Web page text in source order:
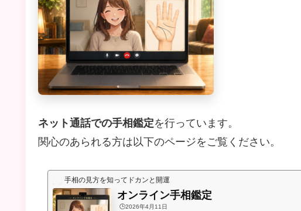
ネット通話での手相鑑定を行っています。
関心のあられる方は以下のページをご覧ください。
手相の見方を知ってドカンと開運
オンライン手相鑑定
🕒️2026年4月11日